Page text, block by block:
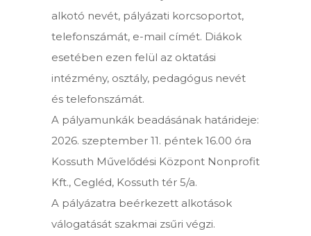
alkotó nevét, pályázati korcsoportot,
telefonszámát, e-mail címét. Diákok
esetében ezen felül az oktatási
intézmény, osztály, pedagógus nevét
és telefonszámát.
A pályamunkák beadásának határideje:
2026. szeptember 11. péntek 16.00 óra
Kossuth Művelődési Központ Nonprofit
Kft., Cegléd, Kossuth tér 5/a.
A pályázatra beérkezett alkotások
válogatását szakmai zsűri végzi.